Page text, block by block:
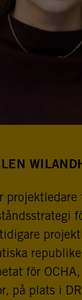
projektledare
för
på plats i